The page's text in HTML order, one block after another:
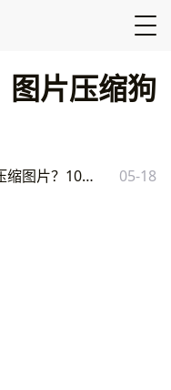
图片压缩狗
实测,这个小程序真的可以免费压缩图片？10MB 一秒压到 1.6MB 05-18